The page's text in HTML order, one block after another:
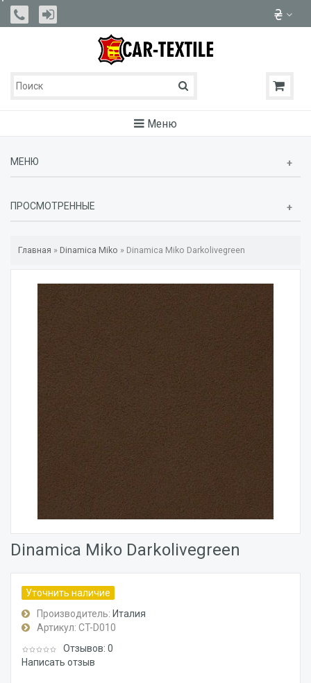
Меню
МЕНЮ
ПРОСМОТРЕННЫЕ
Главная » Dinamica Miko » Dinamica Miko Darkolivegreen
Dinamica Miko Darkolivegreen
Уточнить наличие
Производитель: Италия
Артикул: CT-D010
Отзывов: 0
Написать отзыв